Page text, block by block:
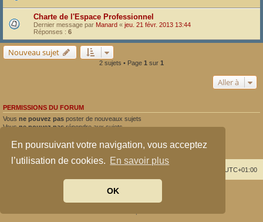
En poursuivant votre navigation, vous acceptez
l’utilisation de cookies. En savoir plus
OK
Charte de l'Espace Professionnel
Dernier message par Manard « jeu. 21 févr. 2013 13:44
Réponses : 6
Nouveau sujet
2 sujets • Page 1 sur 1
Aller à
PERMISSIONS DU FORUM
Vous ne pouvez pas poster de nouveaux sujets
Vousne pouvez pasrépondre aux sujets
Vousne pouvez passupprimer vos messages
ne pouvez pas joindre des fichiers
UTC+01:00
phpBB ® Forum Software © phpBB Limited
phpBB-fr.com